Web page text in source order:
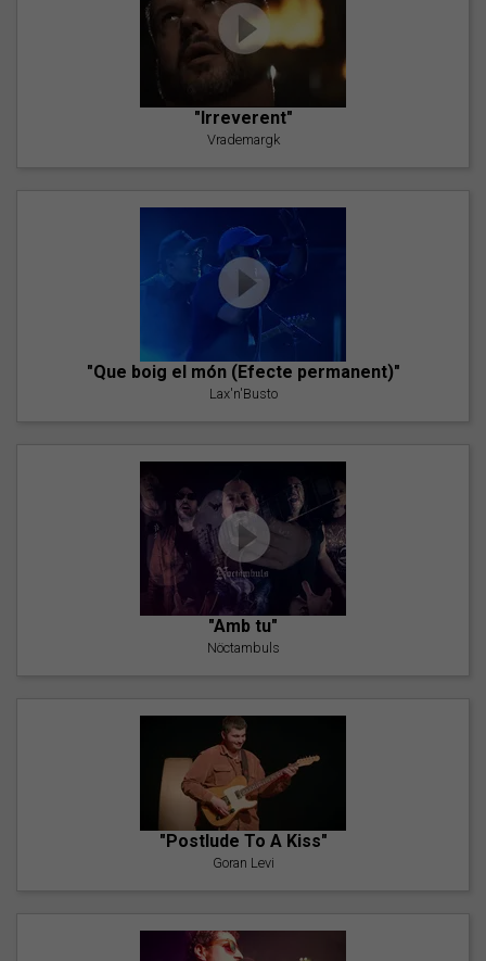
"Irreverent"
Vrademargk
"Que boig el món (Efecte permanent)"
Lax'n'Busto
"Amb tu"
Nöctambuls
"Postlude To A Kiss"
Goran Levi